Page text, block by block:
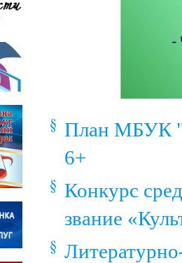
План МБУК
6+
Конкурс
звание